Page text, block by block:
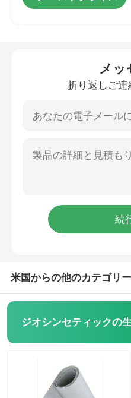
プラスチック排水板
3D Geomat
メッ
折り返しご連
米国からの他のカテゴリー
ジオシンセティックの